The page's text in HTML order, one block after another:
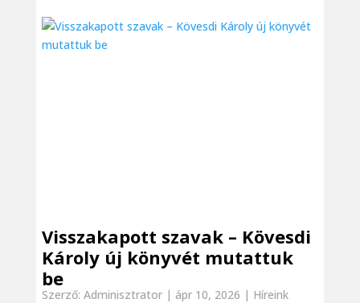
Visszakapott szavak – Kövesdi
Károly új könyvét mutattuk
be
Szerző: Adminisztrator| ápr 10, 2026 | Híreink